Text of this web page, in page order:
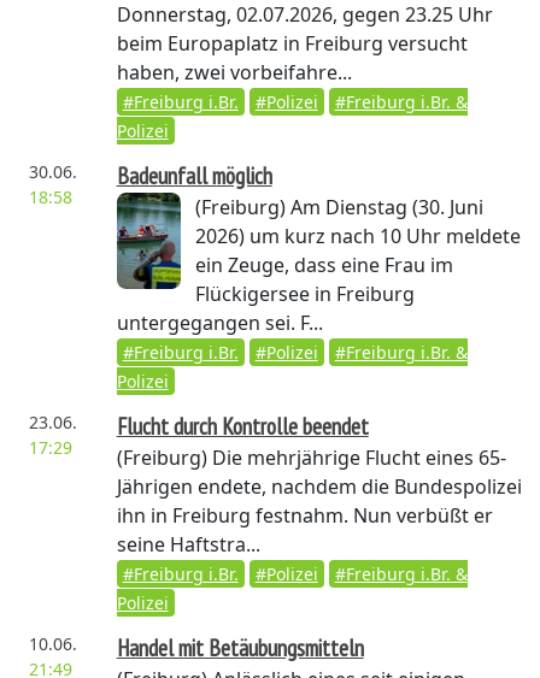
Donnerstag, 02.07.2026, gegen 23.25 Uhr
beim Europaplatz in Freiburg versucht
haben, zwei vorbeifahre...
#Freiburg i.Br. #Polizei
#Freiburg i.Br. &
Polizei
30.06.
18:58
Badeunfall möglich
(Freiburg)Am Dienstag (30. Juni
2026) um kurz nach 10 Uhr meldete
ein Zeuge, dass eine Frau im
Flückigersee in Freiburg
untergegangen sei. F...
#Freiburg i.Br. #Polizei
#Freiburg i.Br. &
Polizei
23.06.
17:29
Flucht durch Kontrolle beendet
(Freiburg)Die mehrjährige Flucht eines 65-
Jährigen endete, nachdem die Bundespolizei
ihn in Freiburg festnahm. Nun verbüßt er
seine Haftstra...
#Freiburg i.Br. #Polizei
#Freiburg i.Br. &
Polizei
10.06.
21:49
Handel mit Betäubungsmitteln